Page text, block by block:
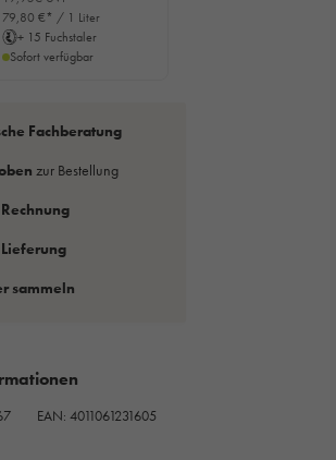
79,80 €* / 1 Liter
+ 15 Fuchstaler
Sofort verfügbar
Fachberatung
zur Bestellung
sammeln
EAN: 4011061231605